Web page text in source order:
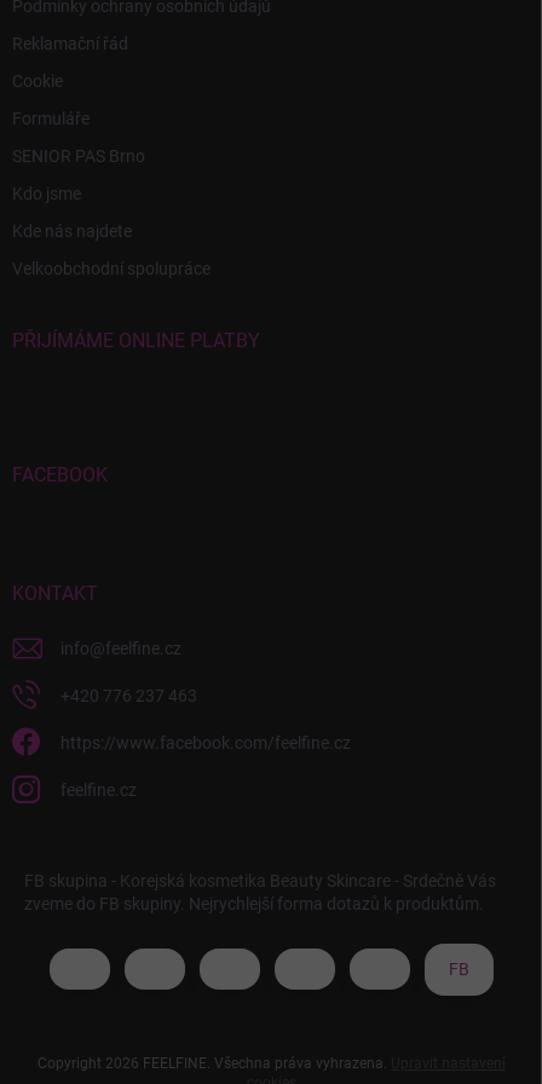
Podmínky ochrany osobních údajů
Reklamační řád
Cookie
Formuláře
SENIOR PAS Brno
Kdo jsme
Kde nás najdete
Velkoobchodní spolupráce
PŘIJÍMÁME ONLINE PLATBY
FACEBOOK
KONTAKT
info@feelfine.cz
+420 776 237 463
https://www.facebook.com/feelfine.cz
feelfine.cz
FB skupina - Korejská kosmetika Beauty Skincare - Srdečně Vás
zveme do FB skupiny. Nejrychlejší forma dotazů k produktům.
FB
Copyright 2026 FEELFINE. Všechna práva vyhrazena.